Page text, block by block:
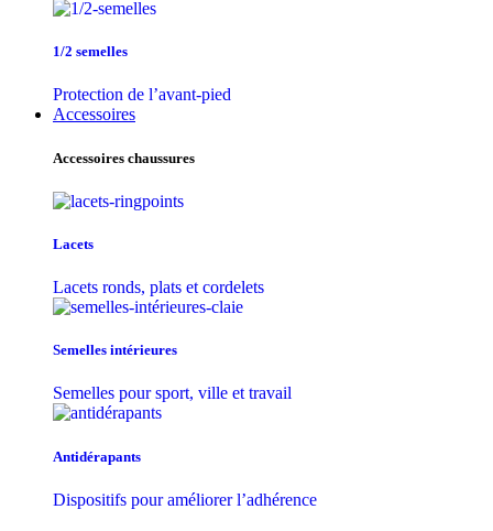
1/2 semelles
Protection de l’avant-pied
Accessoires
Accessoires chaussures
Lacets
Lacets ronds, plats et cordelets
Semelles intérieures
Semelles pour sport, ville et travail
Antidérapants
Dispositifs pour améliorer l’adhérence